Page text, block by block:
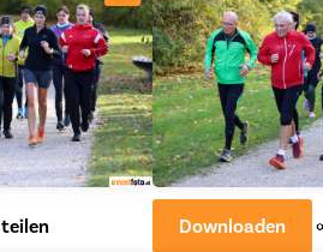
teilen Downloaden